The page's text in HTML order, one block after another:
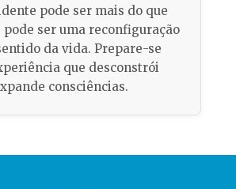
pode ser mais do que
ser uma reconfiguração
da vida. Prepare-se
que desconstrói
consciências.